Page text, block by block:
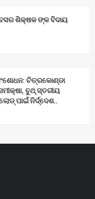
ଶିକ୍ଷକ ଙ୍କ ବିଦାୟ
ଚିତ୍ରକୋଣ୍ଡା
ବୁଥ୍ ସ୍ତରୀୟ
ପାଇଁ ନିର୍ଦ୍ଦେଶ..